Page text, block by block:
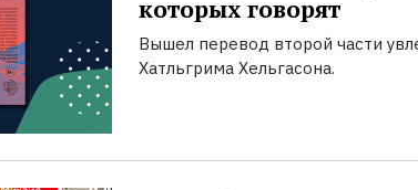
которых говорят
Вышел перевод второй части
Хатльгрима Хельгасона.